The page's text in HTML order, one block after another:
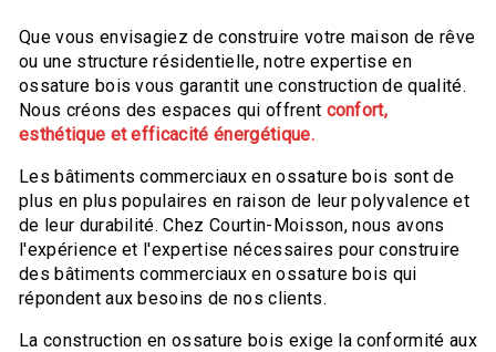
Que vous envisagiez de construire votre maison de rêve
ou une structure résidentielle, notre expertise en
ossature bois vous garantit une construction de qualité.
Nous créons des espaces qui offrent confort,
esthétique et efficacité énergétique.
Les bâtiments commerciaux en ossature bois sont de
plus en plus populaires en raison de leur polyvalence et
de leur durabilité. Chez Courtin-Moisson, nous avons
l'expérience et l'expertise nécessaires pour construire
des bâtiments commerciaux en ossature bois qui
répondent aux besoins de nos clients.
La construction en ossature bois exige la conformité aux